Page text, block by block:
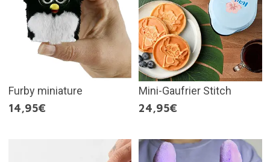
Furby miniature
14,95€
Mini-Gaufrier Stitch
24,95€